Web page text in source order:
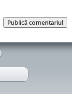
Publică comentariul